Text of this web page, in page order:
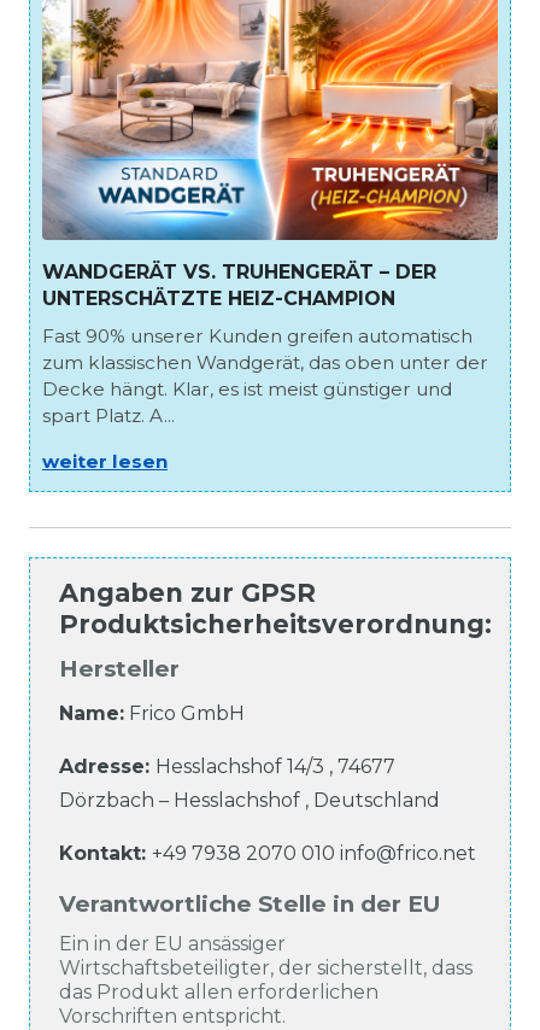
WANDGERÄT VS. TRUHENGERÄT – DER
UNTERSCHÄTZTE HEIZ-CHAMPION
Fast 90% unserer Kunden greifen automatisch
zum klassischen Wandgerät, das oben unter der
Decke hängt. Klar, es ist meist günstiger und
spart Platz. A...
weiter lesen
Angaben zur GPSR
Produktsicherheitsverordnung:
Hersteller
Name: Frico GmbH
Adresse: Hesslachshof 14/3 , 74677
Dörzbach – Hesslachshof , Deutschland
Kontakt: +49 7938 2070 010 info@frico.net
Verantwortliche Stelle in der EU
Ein in der EU ansässiger
Wirtschaftsbeteiligter, der sicherstellt, dass
das Produkt allen erforderlichen
Vorschriften entspricht.